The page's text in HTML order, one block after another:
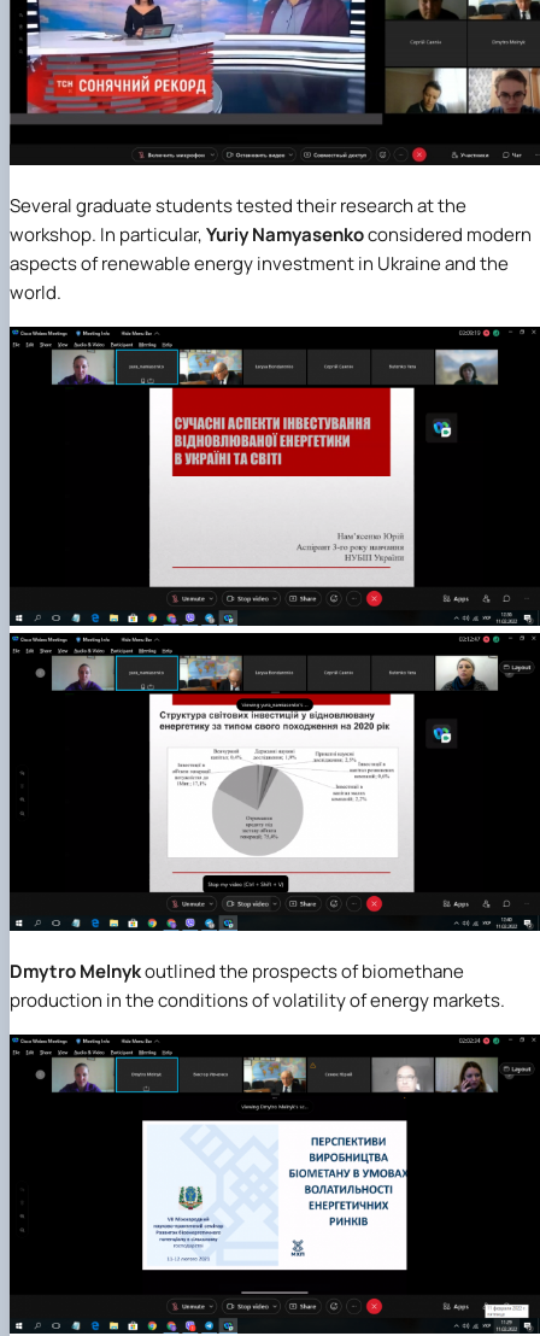
Several graduate students tested their research at the
workshop. In particular,Yuriy Namyasenkoconsidered modern
aspects of renewable energy investment in Ukraine and the
world.
Dmytro Melnykoutlined the prospects of biomethane
production in the conditions of volatility of energy markets.